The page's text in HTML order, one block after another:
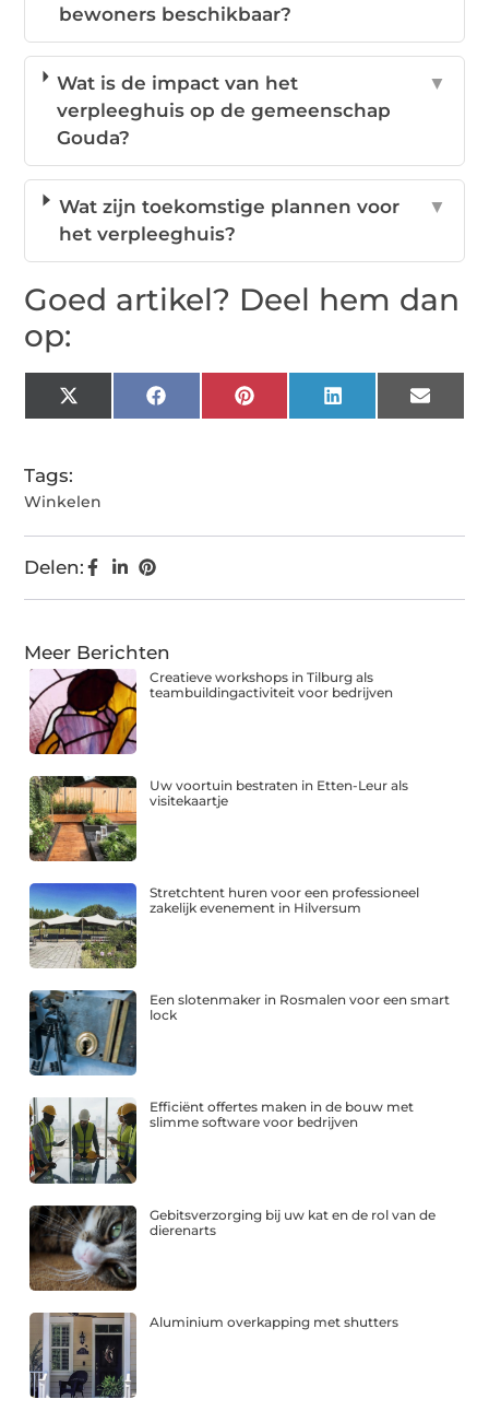
bewoners beschikbaar?
Wat is de impact van het
verpleeghuis op de gemeenschap
Gouda?
▼
Wat zijn toekomstige plannen voor
het verpleeghuis?
▼
Goed artikel? Deel hem dan
op:
X
(Twitter)
FacebookPinterestLinkedIn Email
Tags:
Winkelen
Delen:
Meer Berichten
Creatieve workshops in Tilburg als
teambuildingactiviteit voor bedrijven
Uw voortuin bestraten in Etten-Leur als
visitekaartje
Stretchtent huren voor een professioneel
zakelijk evenement in Hilversum
Een slotenmaker in Rosmalen voor een smart
lock
Efficiënt offertes maken in de bouw met
slimme software voor bedrijven
Gebitsverzorging bij uw kat en de rol van de
dierenarts
Aluminium overkapping met shutters